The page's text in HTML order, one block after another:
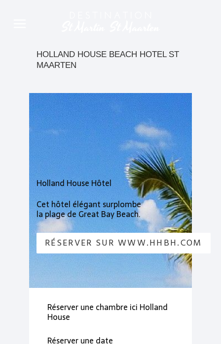
HOLLAND HOUSE BEACH HOTEL ST
MAARTEN
Holland House Hôtel
Cet hôtel élégant surplombe
la plage de Great Bay Beach.
RÉSERVER SUR WWW.HHBH.COM
Réserver une chambre ici Holland
House
Réserver une date